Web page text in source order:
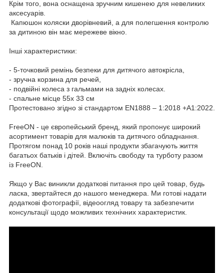
Крім того, вона оснащена зручним кишенею для невеликих
аксесуарів.
Капюшон коляски дворівневий, а для полегшення контролю
за дитиною він має мережеве вікно.
Інші характеристики:
- 5-точковий ремінь безпеки для дитячого автокрісла,
- зручна корзина для речей,
- подвійні колеса з гальмами на задніх колесах.
- спальне місце 55х 33 см
Протестовано згідно зі стандартом EN1888 – 1:2018 +A1:2022.
FreeON - це європейський бренд, який пропонує широкий
асортимент товарів для малюків та дитячого обладнання.
Протягом понад 10 років наші продукти збагачують життя
багатьох батьків і дітей. Включіть свободу та турботу разом
із FreeON.
Якщо у Вас виникли додаткові питання про цей товар, будь
ласка, звертайтеся до нашого менеджера. Ми готові надати
додаткові фотографії, відеоогляд товару та забезпечити
консультації щодо можливих технічних характеристик.